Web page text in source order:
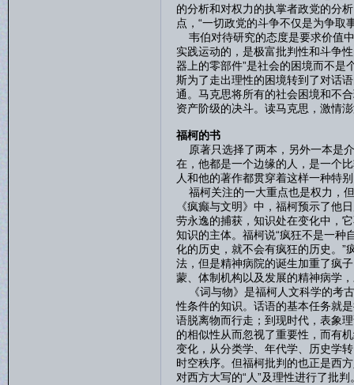
的分析和对权力的执掌者政党的分
点，“一切政党的斗争不仅是为争取
韦伯对待研究的态度是要求价值
实践运动的，是极富批判性和斗争
器上的零部件”是社会的困境而不是
斯为了走出理性的困境转到了对话
通。马克思将所有的社会困境和不
资产阶级的决斗。读马克思，激情
福柯的书
原著只选择了两本，另外一本是
在，他都是一个边缘的人，是一个比
人和他的著作都贯穿着这样一种特
福柯关注的一大重点也是权力，
《疯癫与文明》中，福柯预示了他
劳永逸的捕获，知识处在变化中，
知识的主体。福柯说“疯狂不是一种
化的历史，就不会有疯狂的历史。”
法，但是精神病院的诞生加重了疯
蒙、体制机构以及发展的精神病学
《词与物》是福柯人文科学的考
性条件的知识。话语的基本任务就
语脱离物而行走；到现时代，表象
的相似性从而忽视了重要性，而有
变化，从分类学、年代学、历史学
时空秩序。但福柯批判的也正是西
对西方大写的“人”及理性进行了批判